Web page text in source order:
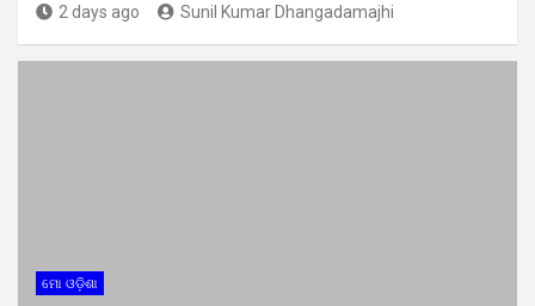
2 days ago Sunil Kumar Dhangadamajhi
ମୋ ଓଡ଼ିଶା